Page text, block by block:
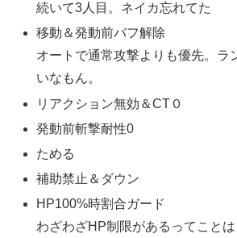
続いて3人目。ネイカ忘れてた
移動＆発動前バフ解除
オートで通常攻撃よりも優先。ラ
いなもん。
リアクション無効＆CT０
発動前斬撃耐性0
ためる
補助禁止＆ダウン
HP100%時割合ガード
わざわざHP制限があるってこと